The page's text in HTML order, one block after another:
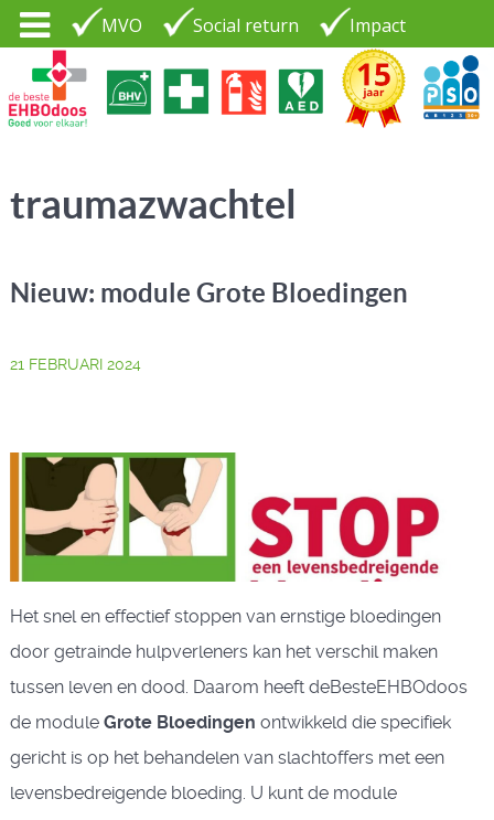
MVO Social return Impact
PSO30+
Tel. 035 - 7370265
traumazwachtel
Nieuw: module Grote Bloedingen
21 FEBRUARI 2024
Het snel en effectief stoppen van ernstige bloedingen
door getrainde hulpverleners kan het verschil maken
tussen leven en dood. Daarom heeft deBesteEHBOdoos
de module Grote Bloedingen ontwikkeld die specifiek
gericht is op het behandelen van slachtoffers met een
levensbedreigende bloeding. U kunt de module